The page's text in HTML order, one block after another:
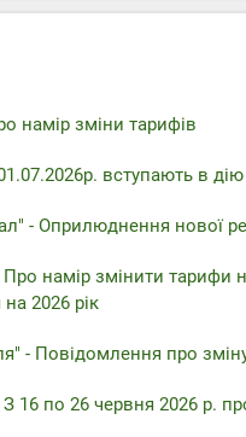
намір зміни тарифів
вступають в
- Оприлюднення нової
намір змінити тарифи
2026 рік
- Повідомлення про
16 по 26 червня 2026 р.